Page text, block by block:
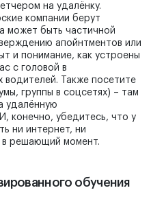
на удалёнку.
компании берут
может быть частичной
апойнтментов или
и понимание, как устроены
с головой в
водителей. Также посетите
группы в соцсетях) – там
удалённую
конечно, убедитесь, что у
ни интернет, ни
в решающий момент.
обучения